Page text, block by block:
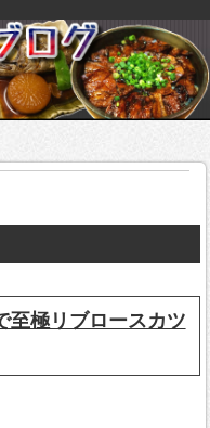
至極リブロースカツ